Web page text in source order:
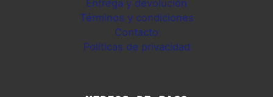
Entrega y devolución
Términos y condiciones
Contacto
Politicas de privacidad